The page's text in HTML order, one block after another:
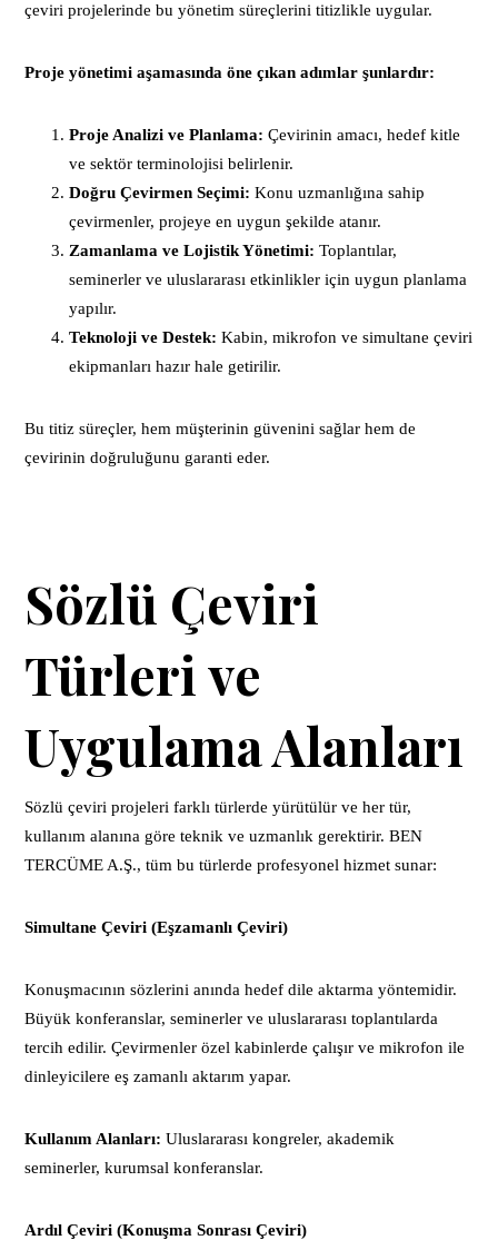
çeviri projelerinde bu yönetim süreçlerini titizlikle uygular.
Proje yönetimi aşamasında öne çıkan adımlar şunlardır:
Proje Analizi ve Planlama: Çevirinin amacı, hedef kitle
ve sektör terminolojisi belirlenir.
Doğru Çevirmen Seçimi: Konu uzmanlığına sahip
çevirmenler, projeye en uygun şekilde atanır.
Zamanlama ve Lojistik Yönetimi: Toplantılar,
seminerler ve uluslararası etkinlikler için uygun planlama
yapılır.
Teknoloji ve Destek: Kabin, mikrofon ve simultane çeviri
ekipmanları hazır hale getirilir.
Bu titiz süreçler, hem müşterinin güvenini sağlar hem de
çevirinin doğruluğunu garanti eder.
Sözlü Çeviri
Türleri ve
Uygulama Alanları
Sözlü çeviri projeleri farklı türlerde yürütülür ve her tür,
kullanım alanına göre teknik ve uzmanlık gerektirir. BEN
TERCÜME A.Ş., tüm bu türlerde profesyonel hizmet sunar:
Simultane Çeviri (Eşzamanlı Çeviri)
Konuşmacının sözlerini anında hedef dile aktarma yöntemidir.
Büyük konferanslar, seminerler ve uluslararası toplantılarda
tercih edilir. Çevirmenler özel kabinlerde çalışır ve mikrofon ile
dinleyicilere eş zamanlı aktarım yapar.
Kullanım Alanları: Uluslararası kongreler, akademik
seminerler, kurumsal konferanslar.
Ardıl Çeviri (Konuşma Sonrası Çeviri)